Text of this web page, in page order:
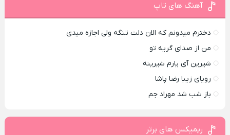
آهنگ های تاپ
دخترم میدونم که الان دلت تنگه ولی اجازه میدی
من از صدای گريه تو
شیرین آی یارم شیرینه
رویای زیبا رضا پاشا
باز شب شد مهراد جم
ریمیکس های برتر